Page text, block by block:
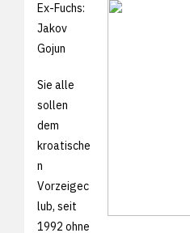
Ex-Fuchs:
Jakov
Gojun
Sie alle
sollen
dem
kroatische
n
Vorzeigec
lub, seit
1992 ohne